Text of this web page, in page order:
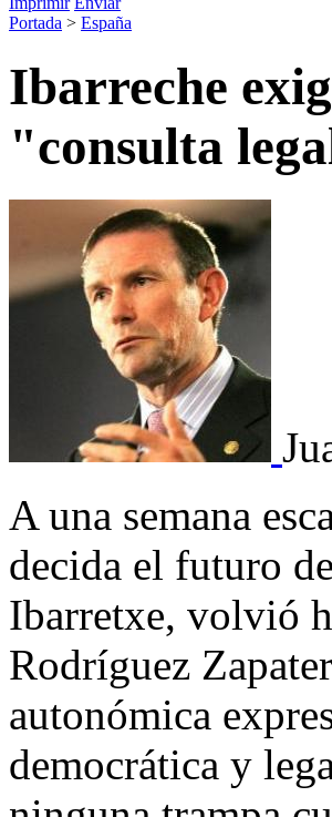
Portada > España
Ibarreche
"consulta
A una semana
decida el futuro
Ibarretxe, volvió
Rodríguez
autonómica
democrática y